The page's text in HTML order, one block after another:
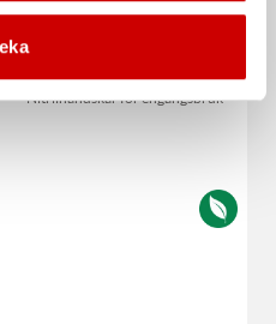
Svarta nitrilhandskar
Nitrilhandskar för engångsbruk